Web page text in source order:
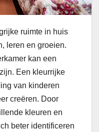
ruimte in huis
leren en groeien.
kan een
Een kleurrijke
van kinderen
creëren. Door
kleuren en
beter identificeren